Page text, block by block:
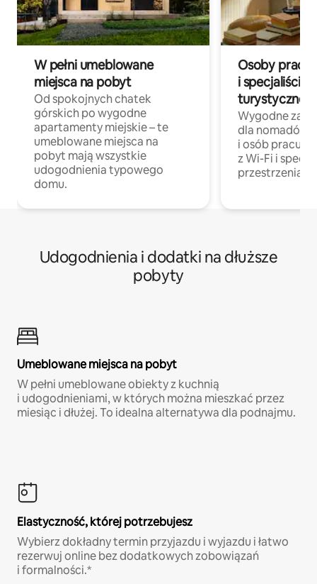
W pełni umeblowane
miejsca na pobyt
Od spokojnych chatek
górskich po wygodne
apartamenty miejskie – te
umeblowane miejsca na
pobyt mają wszystkie
udogodnienia typowego
domu.
Osoby
i specjaliści z
turystycznej
Wygodne
dla nomadów
i osób
z Wi-Fi i
przestrzenią
Udogodnienia i dodatki na dłuższe
pobyty
Umeblowane miejsca na pobyt
W pełni umeblowane obiekty z kuchnią
i udogodnieniami, w których można mieszkać przez
miesiąc i dłużej. To idealna alternatywa dla podnajmu.
Elastyczność, której potrzebujesz
Wybierz dokładny termin przyjazdu i wyjazdu i łatwo
rezerwuj online bez dodatkowych zobowiązań
i formalności.*